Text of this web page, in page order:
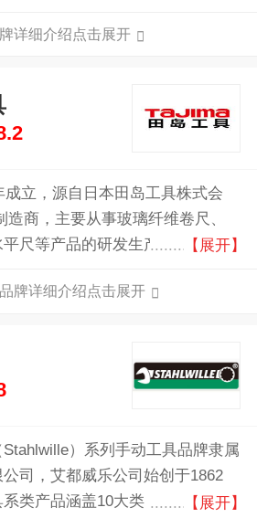
率和功能。成立于1939年的威汉
详细介绍点击展开
成立，源自日本田岛工具株式会
商，主要从事玻璃纤维卷尺、
尺等产品的研发生产。建筑用手
为这个细分市场的品牌，一如既
【展开】
牌详细介绍点击展开
）系列手动工具品牌隶属
司，艾都威乐公司始创于1862
类产品涵盖10大类，超过5000种
【展开】